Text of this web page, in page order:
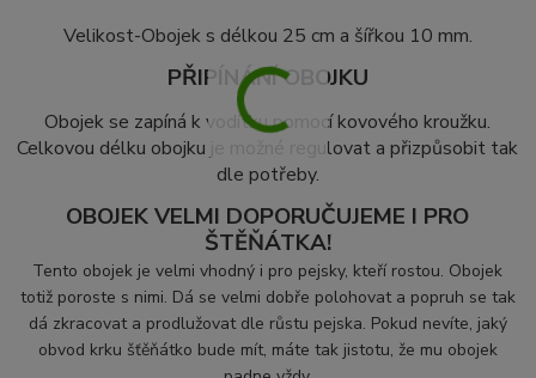
Velikost-Obojek s délkou 25 cm a šířkou 10 mm.
PŘIPÍNÁNÍ OBOJKU
Obojek se zapíná k vodítku pomocí kovového kroužku.
Celkovou délku obojku je možné regulovat a přizpůsobit tak
dle potřeby.
OBOJEK VELMI DOPORUČUJEME I PRO
ŠTĚŇÁTKA!
Tento obojek je velmi vhodný i pro pejsky, kteří rostou. Obojek
totiž poroste s nimi. Dá se velmi dobře polohovat a popruh se tak
dá zkracovat a prodlužovat dle růstu pejska. Pokud nevíte, jaký
obvod krku šťěňátko bude mít, máte tak jistotu, že mu obojek